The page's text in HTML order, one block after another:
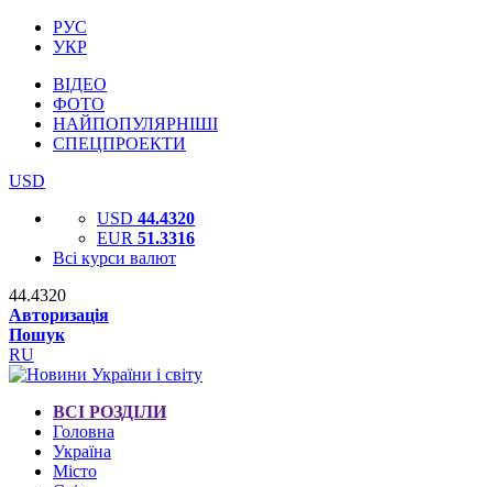
РУС
УКР
ВІДЕО
ФОТО
НАЙПОПУЛЯРНІШІ
СПЕЦПРОЕКТИ
USD
USD 44.4320
EUR 51.3316
Всі курси валют
44.4320
Авторизація
Пошук
RU
ВСІ РОЗДІЛИ
Головна
Україна
Місто